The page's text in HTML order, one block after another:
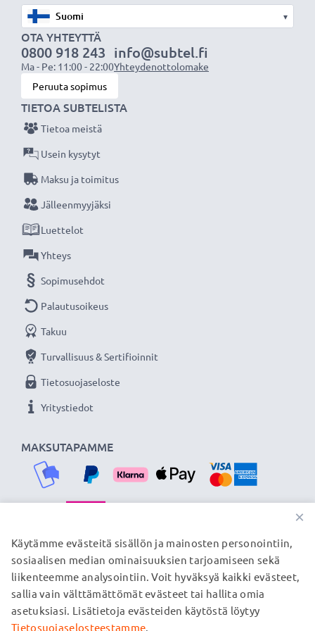
Tekniset tiedot:
Tuotemerkki: subtel
Kapasiteetti: 250mAh
Jännite: 3.6V - 3.7V
Teknologia: Litiumpolymeeri
Väri: Musta
subtel vaihtoakku on pitkäikäinen ja turvallinen,
★3 vuoden takuu
Olemme vuonna 2004 perustettu kansainvälinen
verkkokauppa, joka tarjoaa laadukkaita tuotteita, ja
▾
OTA YHTEYTTÄ
0800 918 243
Ma - Pe: 11:00 - 22:00
info@subtel.fi
Yhteydenottolomake
Peruuta sopimus
MAKSUTAPAMME
TIETOA SUBTELISTA
Tietoa meistä
Usein kysytyt
Maksu ja toimitus
Jälleenmyyjäksi
Luettelot
Yhteys
Sopimusehdot
Palautusoikeus
Takuu
Turvallisuus & Sertifioinnit
Tietosuojaseloste
Yritystiedot
TOIMITUSKUMPPANIMME
© subtel.fi 2026
Kaikki hinnat sisältävät arvonlisäveron, mutta ei
toimituskuluja. Kaikki sivuillamme mainitut tavaramerkit ovat
×
Käytämme evästeitä sisällön ja mainosten personointiin,
sosiaalisen median ominaisuuksien tarjoamiseen sekä
liikenteemme analysointiin. Voit hyväksyä kaikki evästeet,
sallia vain välttämättömät evästeet tai hallita omia
asetuksiasi. Lisätietoja evästeiden käytöstä löytyy
Tietosuojaselosteestamme.